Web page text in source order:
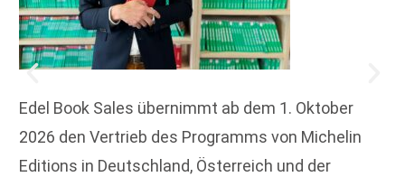
Edel Book Sales übernimmt ab dem 1. Oktober
2026 den Vertrieb des Programms von Michelin
Editions in Deutschland, Österreich und der